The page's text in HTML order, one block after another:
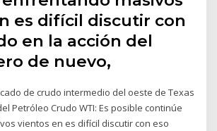
es difícil discutir con
en la acción del
de nuevo,
de crudo intermedio del oeste de Texas
Petróleo Crudo WTI: Es posible continúe
vientos en es difícil discutir con eso